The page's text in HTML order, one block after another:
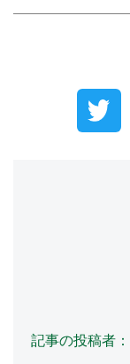
記事の投稿者：